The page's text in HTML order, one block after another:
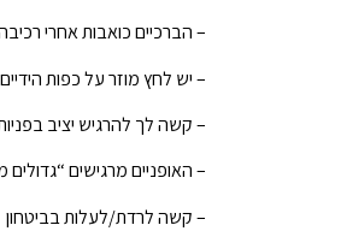
– הברכיים כואבות אחרי
– יש לחץ מוזר על כפות הידיים
– קשה לך להרגיש יציב
– האופניים מרגישים “גדולים
– קשה לרדת/לעלות בביטחון